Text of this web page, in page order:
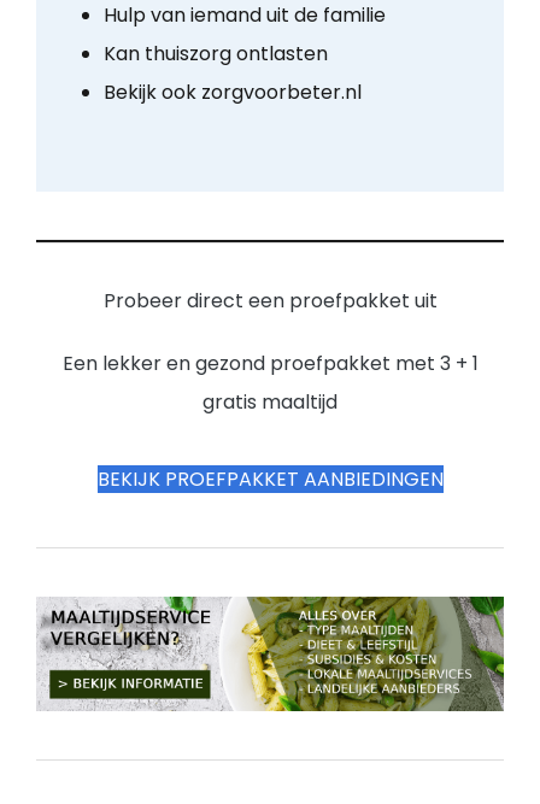
Hulp van iemand uit de familie
Kan thuiszorg ontlasten
Bekijk ook zorgvoorbeter.nl
Probeer direct een proefpakket uit
Een lekker en gezond proefpakket met 3 + 1
gratis maaltijd
BEKIJK PROEFPAKKET AANBIEDINGEN